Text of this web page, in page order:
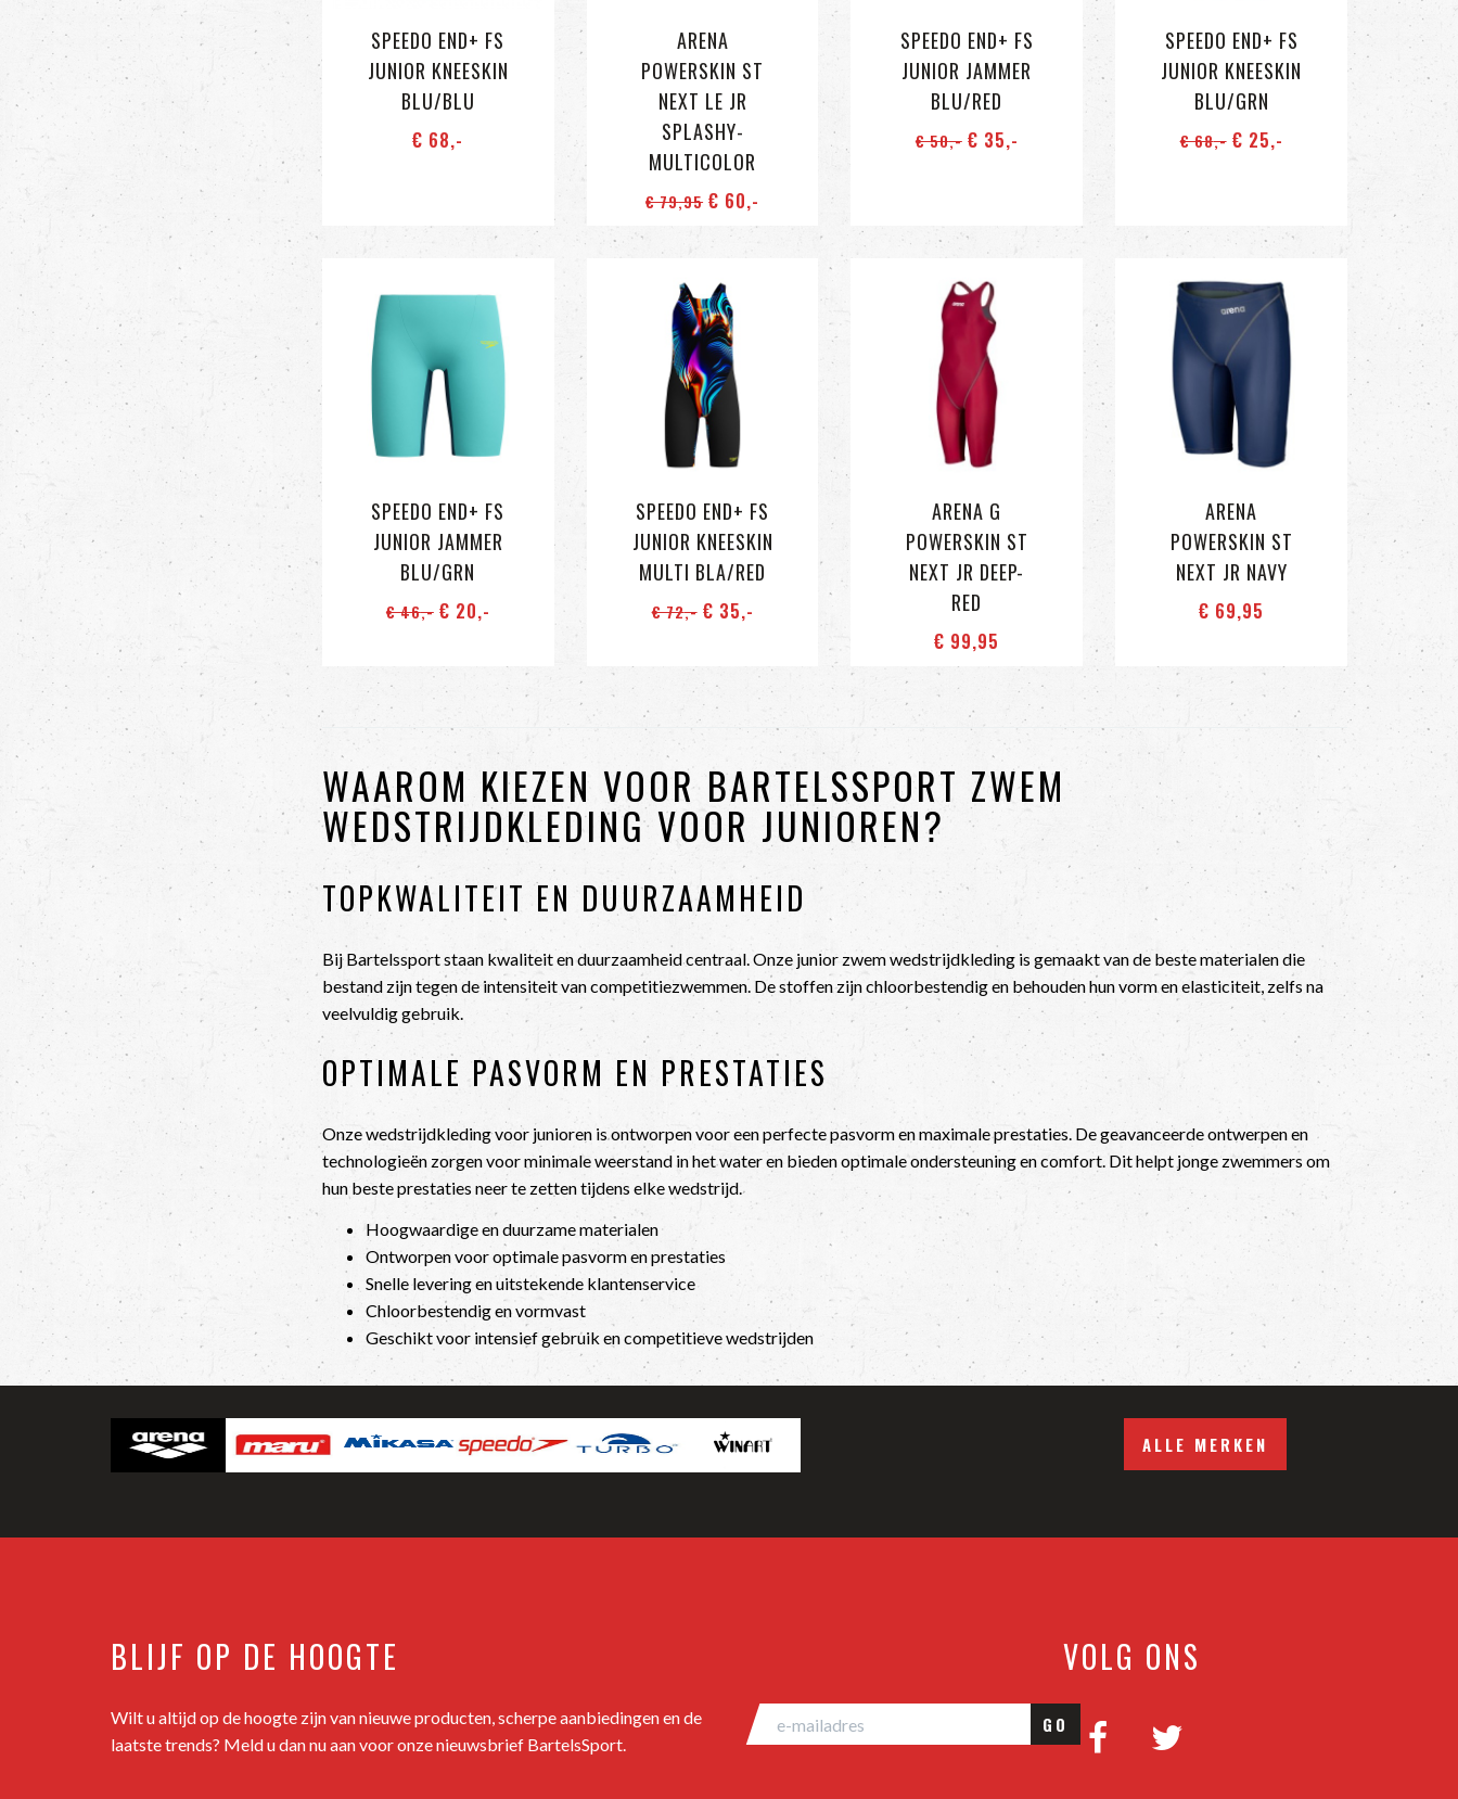
SPEEDO END+ FS
JUNIOR KNEESKIN
BLU/BLU
€ 68,-
ARENA
POWERSKIN ST
NEXT LE JR
SPLASHY-
MULTICOLOR
€ 79,95 € 60,-
SPEEDO END+ FS
JUNIOR JAMMER
BLU/RED
€ 50,-€ 35,-
SPEEDO END+ FS
JUNIOR KNEESKIN
BLU/GRN
€ 68,-€ 25,-
SPEEDO END+ FS
JUNIOR JAMMER
BLU/GRN
€ 46,-€ 20,-
SPEEDO END+ FS
JUNIOR KNEESKIN
MULTI BLA/RED
€ 72,-€ 35,-
ARENA G
POWERSKIN ST
NEXT JR DEEP-
RED
€ 99,95
ARENA
POWERSKIN ST
NEXT JR NAVY
€ 69,95
WAAROM KIEZEN VOOR BARTELSSPORT ZWEM
WEDSTRIJDKLEDING VOOR JUNIOREN?
TOPKWALITEIT EN DUURZAAMHEID
Bij Bartelssport staan kwaliteit en duurzaamheid centraal. Onze junior zwem wedstrijdkleding is gemaakt van de beste materialen die
bestand zijn tegen de intensiteit van competitiezwemmen. De stoffen zijn chloorbestendig en behouden hun vorm en elasticiteit, zelfs na
veelvuldig gebruik.
OPTIMALE PASVORM EN PRESTATIES
Onze wedstrijdkleding voor junioren is ontworpen voor een perfecte pasvorm en maximale prestaties. De geavanceerde ontwerpen en
technologieën zorgen voor minimale weerstand in het water en bieden optimale ondersteuning en comfort. Dit helpt jonge zwemmers om
hun beste prestaties neer te zetten tijdens elke wedstrijd.
Hoogwaardige en duurzame materialen
Ontworpen voor optimale pasvorm en prestaties
Snelle levering en uitstekende klantenservice
Chloorbestendig en vormvast
Geschikt voor intensief gebruik en competitieve wedstrijden
ALLE MERKEN
BLIJF OP DE HOOGTE
Wilt u altijd op de hoogte zijn van nieuwe producten, scherpe aanbiedingen en de
laatste trends? Meld u dan nu aan voor onze nieuwsbrief BartelsSport.
GO
VOLG ONS